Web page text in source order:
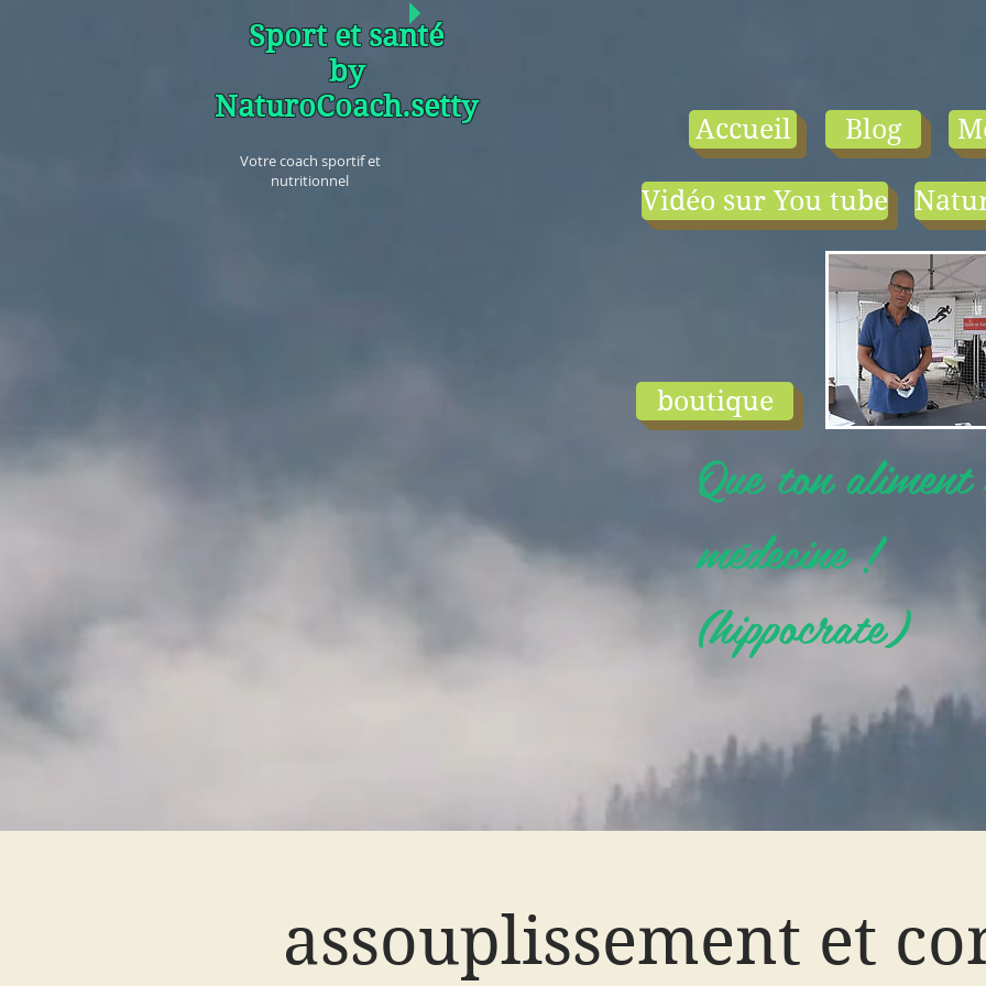
Sport et santé
by
NaturoCoach.setty
Votre coach sportif et
nutritionnel
Accueil Blog
Vidéo sur You tube
boutique
- le tarif
1) une visio-
conférence
mois en salle
ligne.
2) 1 cours en
groupe de
physique en
ou en salle
semaine (sauf
Que ton
médecine !
(hippocrate)
assouplissement et